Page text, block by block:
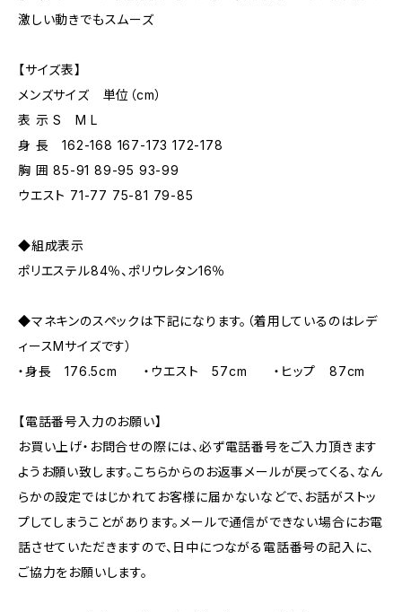
激しい動きでもスムーズ
【サイズ表】
メンズサイズ 単位（cm）
表 示 S M L
身 長 162-168 167-173 172-178
胸 囲 85-91 89-95 93-99
ウエスト 71-77 75-81 79-85
◆組成表示
ポリエステル84％、ポリウレタン16％
◆マネキンのスペックは下記になります。（着用しているのはレデ
ィースMサイズです）
・身長 176.5cm ・ウエスト 57cm ・ヒップ 87cm
【電話番号入力のお願い】
お買い上げ・お問合せの際には、必ず電話番号をご入力頂きます
ようお願い致します。こちらからのお返事メールが戻ってくる、なん
らかの設定ではじかれてお客様に届かないなどで、お話がストッ
プしてしまうことがあります。メールで通信ができない場合にお電
話させていただきますので、日中につながる電話番号の記入に、
ご協力をお願いします。